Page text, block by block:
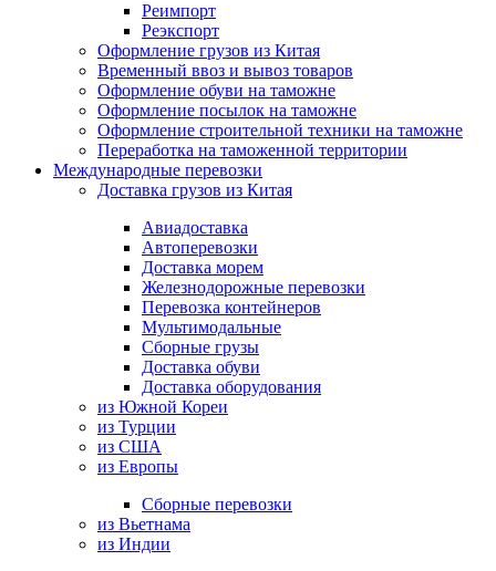
Реимпорт
Реэкспорт
Оформление грузов из Китая
Временный ввоз и вывоз товаров
Оформление обуви на таможне
Оформление посылок на таможне
Оформление строительной техники на таможне
Переработка на таможенной территории
Международные перевозки
Доставка грузов из Китая
Авиадоставка
Автоперевозки
Доставка морем
Железнодорожные перевозки
Перевозка контейнеров
Мультимодальные
Сборные грузы
Доставка обуви
Доставка оборудования
из Южной Кореи
из Турции
из США
из Европы
Сборные перевозки
из Вьетнама
из Индии